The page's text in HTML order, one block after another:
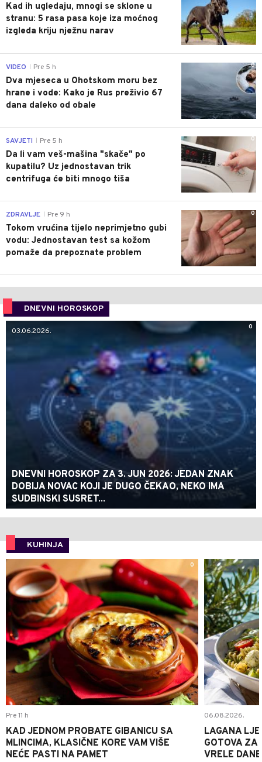
Kad ih ugledaju, mnogi se sklone u
stranu: 5 rasa pasa koje iza moćnog
izgleda kriju nježnu narav
0
VIDEO Pre 5 h
Dva mjeseca u Ohotskom moru bez
hrane i vode: Kako je Rus preživio 67
dana daleko od obale
0
SAVJETI Pre 5 h
Da li vam veš-mašina "skače" po
kupatilu? Uz jednostavan trik
centrifuga će biti mnogo tiša
0
ZDRAVLJE Pre 9 h
Tokom vrućina tijelo neprimjetno gubi
vodu: Jednostavan test sa kožom
pomaže da prepoznate problem
DNEVNI HOROSKOP
0
03.06.2026.
DNEVNI HOROSKOP ZA 3. JUN 2026: JEDAN ZNAK
DOBIJA NOVAC KOJI JE DUGO ČEKAO, NEKO IMA
SUDBINSKI SUSRET...
KUHINJA
0
Pre 11 h
KAD JEDNOM PROBATE GIBANICU SA
MLINCIMA, KLASIČNE KORE VAM VIŠE
NEĆE PASTI NA PAMET
06.08.2026.
LAGANA
GOTOVA ZA
VRELE DANE